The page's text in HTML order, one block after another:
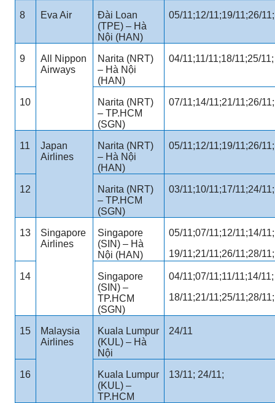
8 Eva Air
Đài Loan
(TPE) – Hà
Nội (HAN)
05/11;12/11;19/11;26/11;
9
All Nippon
Airways
Narita (NRT)
– Hà Nội
(HAN)
04/11;11/11;18/11;25/11;
10
Narita (NRT)
– TP.HCM
(SGN)
07/11;14/11;21/11;26/11;
11
Japan
Airlines
Narita (NRT)
– Hà Nội
(HAN)
05/11;12/11;19/11;26/11;
12
Narita (NRT)
– TP.HCM
(SGN)
03/11;10/11;17/11;24/11;
13
Singapore
Airlines
Singapore
(SIN) – Hà
Nội (HAN)
05/11;07/11;12/11;14/11;
19/11;21/11;26/11;28/11;
14
Singapore
(SIN) –
TP.HCM
(SGN)
04/11;07/11;11/11;14/11;
18/11;21/11;25/11;28/11;
15
Malaysia
Airlines
Kuala Lumpur
(KUL) – Hà
Nội
24/11
16
Kuala Lumpur
(KUL) –
TP.HCM
13/11; 24/11;